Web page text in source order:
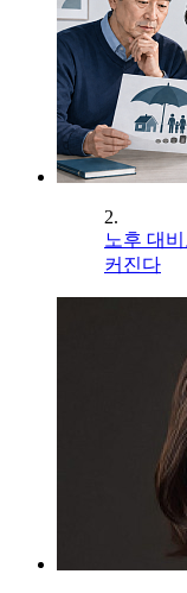
2.
노후 대
커진다